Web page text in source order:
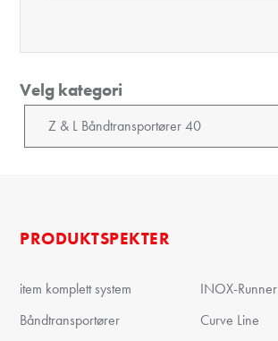
Velg kategori
PRODUKTSPEKTER
item komplett system
Båndtransportører
INOX-Runner
Curve Line